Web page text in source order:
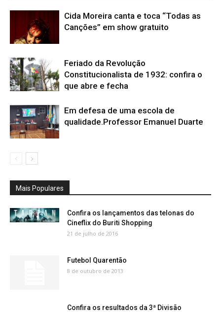
Cida Moreira canta e toca “Todas as
Canções” em show gratuito
Feriado da Revolução
Constitucionalista de 1932: confira o
que abre e fecha
Em defesa de uma escola de
qualidade.Professor Emanuel Duarte
Mais Populares
Confira os lançamentos das telonas do
Cineflix do Buriti Shopping
21 de julho de 2016
Futebol Quarentão
8 de outubro de 2013
Confira os resultados da 3ª Divisão